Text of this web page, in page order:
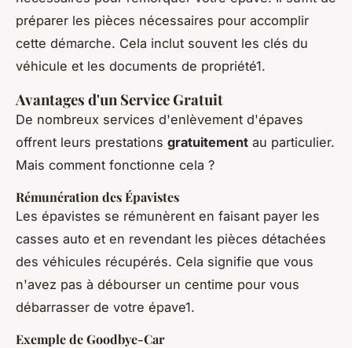
préparer les pièces nécessaires pour accomplir
cette démarche. Cela inclut souvent les clés du
véhicule et les documents de propriété1.
Avantages d'un Service Gratuit
De nombreux services d'enlèvement d'épaves
offrent leurs prestations gratuitement au particulier.
Mais comment fonctionne cela ?
Rémunération des Épavistes
Les épavistes se rémunèrent en faisant payer les
casses auto et en revendant les pièces détachées
des véhicules récupérés. Cela signifie que vous
n'avez pas à débourser un centime pour vous
débarrasser de votre épave1.
Exemple de Goodbye-Car